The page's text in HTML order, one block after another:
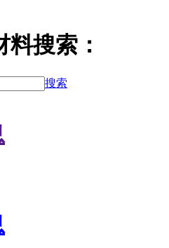
料搜索：
搜索